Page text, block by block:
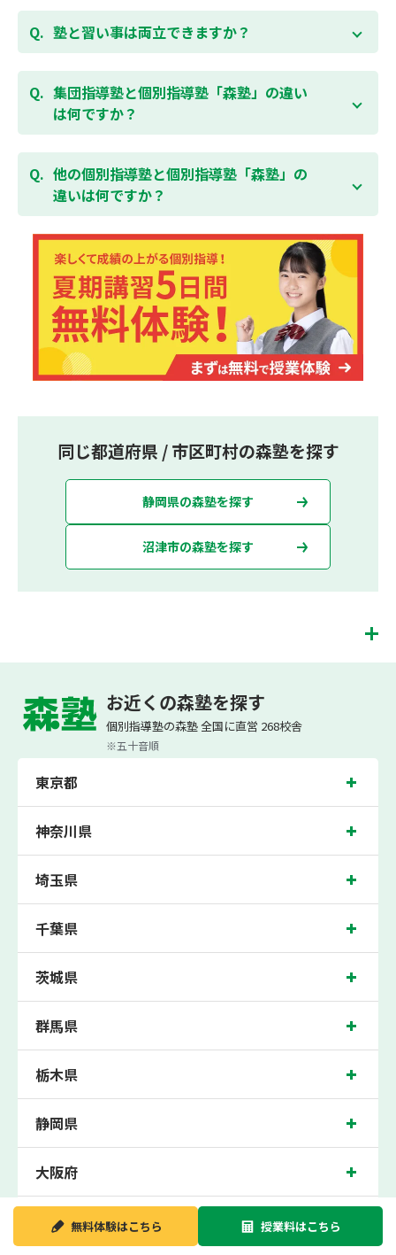
様の成績アップを目指しましょう！まずは無料授業体
験を！
無料体験はこちら
森塾では保護者様に「安心して」入塾をご検討いただ
くために、ご入塾後4回授業を受けられるまでに入塾
「全額」を返金させていただく「返金制度」をご用意
しております。
塾と習い事は両立できますか？
森塾は個別指導ですので、時間や曜日を自由に選択す
ることができます。そのため、部活やすでにお通いの
習い事などと無理なく両立することができます。
集団指導塾と個別指導塾「森塾」の違い
は何ですか？
集団指導塾は多人数の生徒に対して授業を行う学校の
授業と似たスタイルでの指導となりますが、個別指導
塾の森塾は一人ひとりの学習スピードに合わせて個別
に指導します。
他の個別指導塾と個別指導塾「森塾」の
違いは何ですか？
個別指導塾の森塾は、「先生1人に生徒2人まで」の個
別指導で、「1科目＋20点の成績保証」が大評判の塾
です。しかも、「保護者様にも安心の授業料」で、多
くの保護者様からご好評いただいております。
同じ都道府県 / 市区町村の森塾を探す
静岡県の森塾を探す
沼津市の森塾を探す
数・英語・国語）[個別]とDOJO[集団]、中学生は5科目（数学・英語・国語・理
科・社会）、高校生は7科目（数学・英語・国語[古典・現代文]・理科[物理・化
学・生物・地学]・地理歴史・公民・小論文）を提供しています。
また、個別指導塾「森塾」では「成績保証制度」を提供しており、高校生の入塾後
満でご入塾の場合、受講科目が1科目で+20点以上。60点以上でご入塾の場合、そ
上がらなければ、3学期目の対象科目授業料を全額免除し、1学期間無料で指導させ
ていただきます。＊定期テストの一科目あたりの満点数が100点でない地域では、
100点満点に換算した場合の上記 記載点数相当の内容を保証させていただきます。
立第五中学校、金岡中学校、沼津市立第一中学校の各中学校の生徒さん、沼津西高
沼津近くの塾・個別指導塾。沼津市の小学生・中学生・高校生の成績アップの塾・
個別指導塾なら「森塾 沼津校へ」。
東海道本線沼津駅徒歩7分に位置する塾・個別指導塾で、静岡県沼津市の保護者の
す。無料体験受付中です！
お近くの森塾を探す
個別指導塾の森塾 全国に直営 268校舎
※五十音順
東京都
神奈川県
埼玉県
千葉県
茨城県
群馬県
栃木県
静岡県
大阪府
新潟県無料体験はこちら 授業料はこちら